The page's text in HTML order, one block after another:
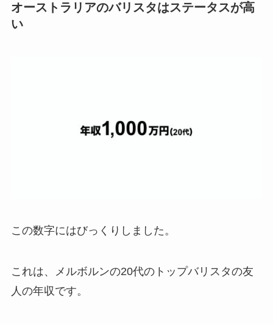
オーストラリアのバリスタはステータスが高
い
この数字にはびっくりしました。
これは、メルボルンの20代のトップバリスタの友
人の年収です。